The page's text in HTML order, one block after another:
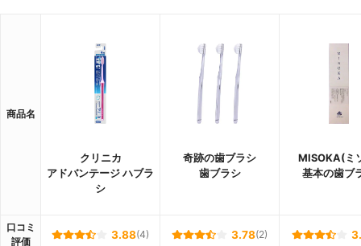
商品名
クリニカ
アドバンテージ ハブラ
シ
奇跡の歯ブラシ
歯ブラシ
MISOKA(ミ
基本の歯ブ
口コミ
評価
3.88(4) 3.78(2)